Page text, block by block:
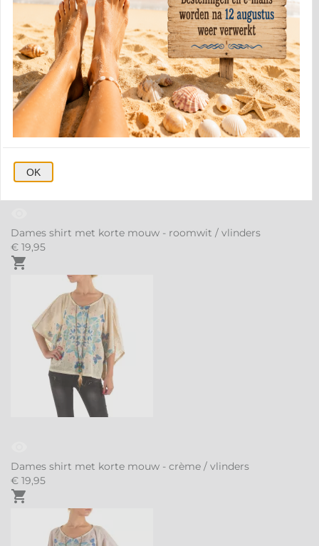
84
96
Dames shirt met korte mouw - roomwit / vlinders
€ 19,95
shopping_cart
Dames shirt met korte mouw - crème / vlinders
€ 19,95
shopping_cart
OK